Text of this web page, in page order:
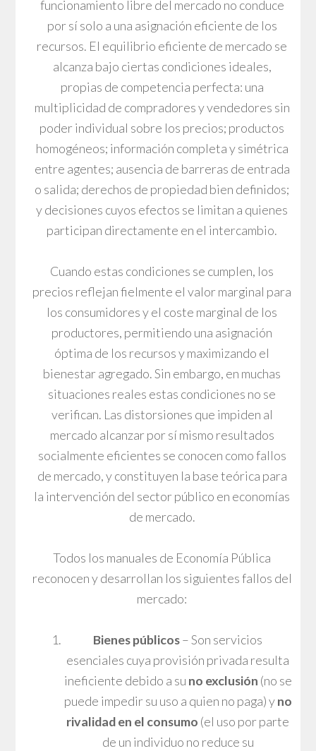
funcionamiento libre del mercado no conduce
por sí solo a una asignación eficiente de los
recursos. El equilibrio eficiente de mercado se
alcanza bajo ciertas condiciones ideales,
propias de competencia perfecta: una
multiplicidad de compradores y vendedores sin
poder individual sobre los precios; productos
homogéneos; información completa y simétrica
entre agentes; ausencia de barreras de entrada
o salida; derechos de propiedad bien definidos;
y decisiones cuyos efectos se limitan a quienes
participan directamente en el intercambio.
Cuando estas condiciones se cumplen, los
precios reflejan fielmente el valor marginal para
los consumidores y el coste marginal de los
productores, permitiendo una asignación
óptima de los recursos y maximizando el
bienestar agregado. Sin embargo, en muchas
situaciones reales estas condiciones no se
verifican. Las distorsiones que impiden al
mercado alcanzar por sí mismo resultados
socialmente eficientes se conocen como fallos
de mercado, y constituyen la base teórica para
la intervención del sector público en economías
de mercado.
Todos los manuales de Economía Pública
reconocen y desarrollan los siguientes fallos del
mercado:
Bienes públicos– Son servicios
esenciales cuya provisión privada resulta
ineficiente debido a su no exclusión (no se
puede impedir su uso a quien no paga) yno
rivalidad en el consumo (el uso por parte
de un individuo no reduce su